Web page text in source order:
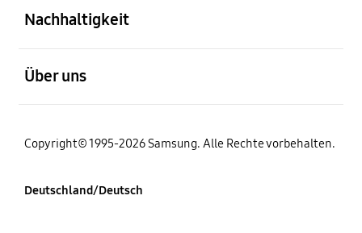
Nachhaltigkeit
Über uns
Copyright© 1995-2026 Samsung. Alle Rechte vorbehalten.
Deutschland/Deutsch